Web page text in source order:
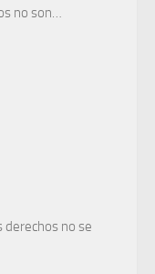
no son
derechos no se